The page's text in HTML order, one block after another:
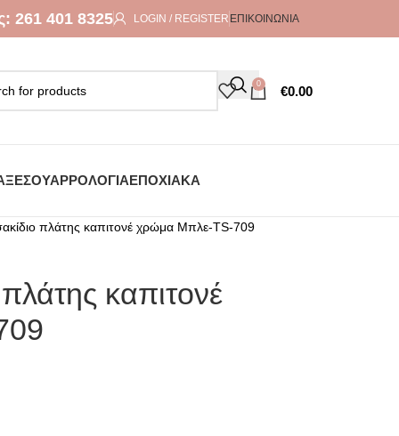
261 401 8325 LOGIN / REGISTER ΕΠΙΚΟΙΝΩΝΊΑ
0 €0.00
ΡΟΛΌΓΙΑΕΠΟΧΙΑΚΆ
πλάτης καπιτονέ χρώμα Μπλε-TS-709
καπιτονέ